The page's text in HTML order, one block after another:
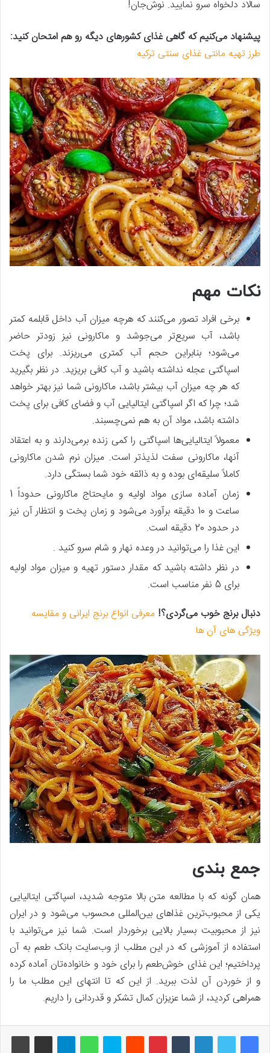
سالاد دلخواه سرو نمایید. نوش‌جان!
پیشنهاد می‌کنیم که گاهی غذای کشورهای دیگه رو هم امتحان کنید:
طرز تهیه مانتی غذای سنتی ترکیه
نکات مهم
برخی افراد تصور می‌کنند که هرچه میزان آب داخل قابلمه کمتر
باشد، آب سریع‌تر می‌جوشد و ماکارونی نیز زودتر حاضر
می‌شود؛ بنابراین حجم آب کمتری می‌ریزند. برای پخت
اسپاگتی عجله نداشته باشید و آب کافی بریزید. در نظر بگیرید
که هر چه میزان آب بیشتر باشد، ماکارونی شما نیز بهتر خواهد
شد؛ چرا که اگر اسپاگتی ایتالیایی آب و فضای کافی برای پخت
داشته باشد، مواد آن به هم نمی‌چسبند.
معمولاً ایتالیایی‌ها اسپاگتی را کمی زنده برمی‌دارند و به اعتقاد
آنها، ماکارونی سفت لذیذ‌تر است. میزان نرم شدن ماکارونی
کاملاً سلیقه‌ای بوده و به ذائقه خود شما بستگی دارد.
زمان آماده سازی مواد اولیه و مایحتاج ماکارونی حدوداً 1
ساعت و 10 دقیقه برآورد می‌شود و زمان پخت و انتظار آن نیز
در حدود 20 دقیقه است.
این غذا را می‌توانید در وعده نهار و شام سرو کنید .
در نظر داشته باشید که مقدار دستور تهیه و میزان مواد اولیه
برای 5 نفر مناسب است.
دنبال برنج خوب می‌گردی؟! معرفی انواع برنج ایرانی و مقایسه
ویژگی های آن ها
جمع بندی
همان گونه که با مطالعه متن بالا متوجه شدید، اسپاگتی ایتالیایی
یکی از محبوب‌ترین غذاهای بین‌المللی محسوب می‌شود و در ایران
نیز از محبوبیت بسیار بالایی برخوردار است. شما نیز می‌توانید با
استفاده از آموزشی که در این مطلب از وب‌سایت بانک طعم به آن
پرداختیم؛ این غذای خوش‌طعم را برای خود و خانواده‌تان آماده کرده
و از خوردن آن لذت ببرید. از این که تا انتهای این مطلب ما را
همراهی کردید، از شما عزیزان کمال تشکر و قدردانی را داریم.